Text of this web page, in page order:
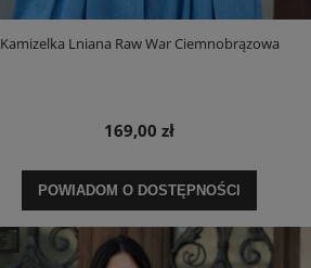
Kamizelka Lniana Raw War Ciemnobrązowa
169,00 zł
POWIADOM O DOSTĘPNOŚCI